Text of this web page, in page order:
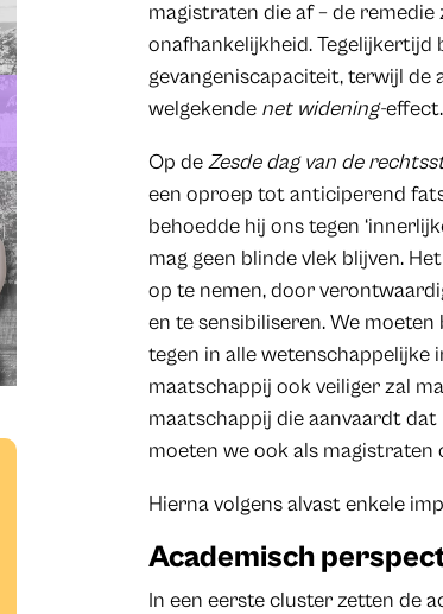
magistraten die af – de
onafhankelijkheid.
gevangeniscapaciteit, terwijl de
welgekende net widening-effect.
Op deZesde dag van de
een oproep tot anticiperend
behoedde hij ons tegen
mag geen blinde vlek blijven.
op te nemen, door
en te sensibiliseren. We
tegen in alle
maatschappij ook veiliger zal
maatschappij die aanvaardt
moeten we ook als
Hierna volgens alvast enkele
Academisch
In een eerste cluster zetten de